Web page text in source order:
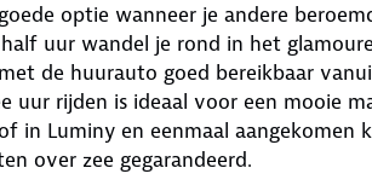
optie wanneer je andere
uur wandel je rond in het
de huurauto goed bereikbaar
uur rijden is ideaal voor een mooie
in Luminy en eenmaal aangekomen
over zee gegarandeerd.